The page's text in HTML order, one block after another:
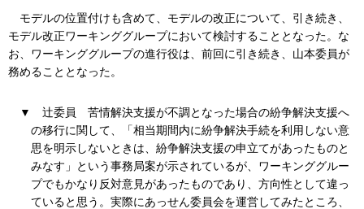
モデルの位置付けも含めて、モデルの改正について、引き続き、
モデル改正ワーキンググループにおいて検討することとなった。な
お、ワーキンググループの進行役は、前回に引き続き、山本委員が
務めることとなった。
▼ 辻委員
苦情解決支援が不調となった場合の紛争解決支援へ
の移行に関して、「相当期間内に紛争解決手続を利用しない意
思を明示しないときは、紛争解決支援の申立てがあったものと
みなす」という事務局案が示されているが、ワーキンググルー
プでもかなり反対意見があったものであり、方向性として違っ
ていると思う。実際にあっせん委員会を運営してみたところ、